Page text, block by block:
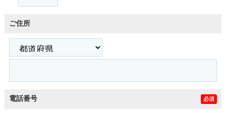
ご住所
電話番号 必須